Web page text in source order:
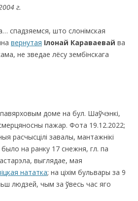
г.
спадзяемся, што слонімская
вернутая Ілонай Караваевай ва
не зведае лёсу зембінскага
доме на бул. Шаўчэнкі,
пажар. Фота 19.12.2022;
расчысцілі завалы, мантажнікі
на ранку 17 снежня, гл. па
выглядае, мая
нататка; на ціхім бульвары за 9
людзей, чым за ўвесь час яго